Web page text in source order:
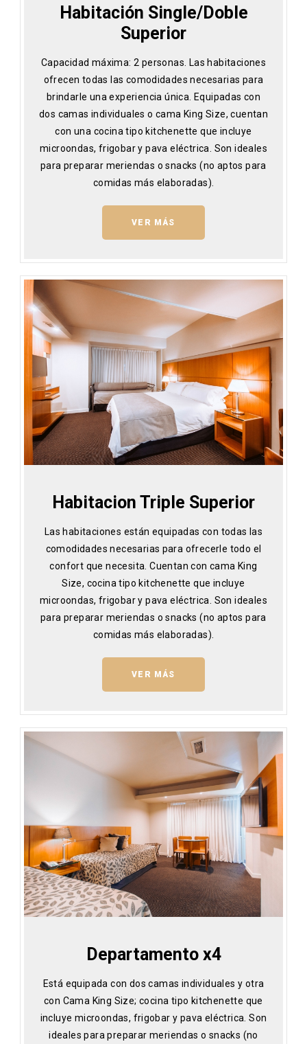
Habitación Single/Doble
Superior
Capacidad máxima: 2 personas. Las habitaciones
ofrecen todas las comodidades necesarias para
brindarle una experiencia única. Equipadas con
dos camas individuales o cama King Size, cuentan
con una cocina tipo kitchenette que incluye
microondas, frigobar y pava eléctrica. Son ideales
para preparar meriendas o snacks (no aptos para
comidas más elaboradas).
VER MÁS
Habitacion Triple Superior
Las habitaciones están equipadas con todas las
comodidades necesarias para ofrecerle todo el
confort que necesita. Cuentan con cama King
Size, cocina tipo kitchenette que incluye
microondas, frigobar y pava eléctrica. Son ideales
para preparar meriendas o snacks (no aptos para
comidas más elaboradas).
VER MÁS
Departamento x4
Está equipada con dos camas individuales y otra
con Cama King Size; cocina tipo kitchenette que
incluye microondas, frigobar y pava eléctrica. Son
ideales para preparar meriendas o snacks (no